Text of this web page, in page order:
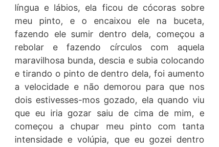
língua e lábios, ela ficou de cócoras sobre
meu pinto, e o encaixou ele na buceta,
fazendo ele sumir dentro dela, começou a
rebolar e fazendo círculos com aquela
maravilhosa bunda, descia e subia colocando
e tirando o pinto de dentro dela, foi aumento
a velocidade e não demorou para que nos
dois estivesses-mos gozado, ela quando viu
que eu iria gozar saiu de cima de mim, e
começou a chupar meu pinto com tanta
intensidade e volúpia, que eu gozei dentro